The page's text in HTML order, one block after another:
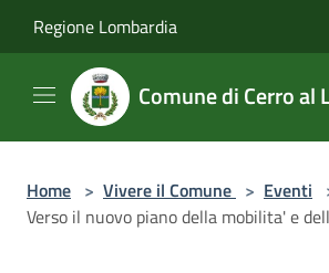
Regione Lombardia
Comune di Cerro al
Home > Vivere il Comune > Eventi
Verso il nuovo piano della mobilita' e